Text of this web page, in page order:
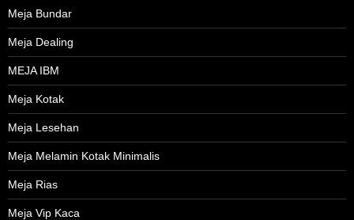
Meja Bundar
Meja Dealing
MEJA IBM
Meja Kotak
Meja Lesehan
Meja Melamin Kotak Minimalis
Meja Rias
Meja Vip Kaca